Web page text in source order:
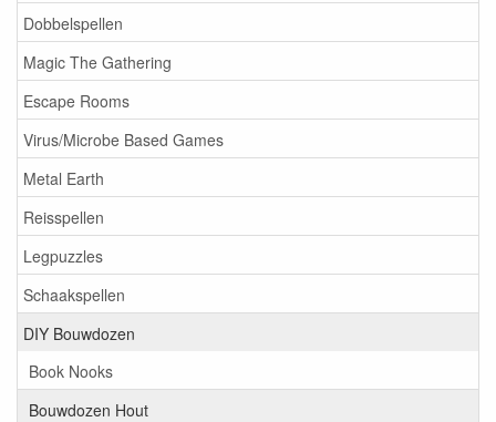
Dobbelspellen
Magic The Gathering
Escape Rooms
Virus/Microbe Based Games
Metal Earth
Reisspellen
Legpuzzles
Schaakspellen
DIY Bouwdozen
Book Nooks
Bouwdozen Hout